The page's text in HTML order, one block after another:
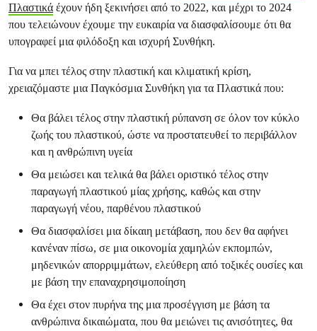
Πλαστικά έχουν ήδη ξεκινήσει από το 2022, και μέχρι το 2024
που τελειώνουν έχουμε την ευκαιρία να διασφαλίσουμε ότι θα
υπογραφεί μια φιλόδοξη και ισχυρή Συνθήκη.
Για να μπει τέλος στην πλαστική και κλιματική κρίση,
χρειαζόμαστε μια Παγκόσμια Συνθήκη για τα Πλαστικά που:
Θα βάλει τέλος στην πλαστική ρύπανση σε όλον τον κύκλο
ζωής του πλαστικού, ώστε να προστατευθεί το περιβάλλον
και η ανθρώπινη υγεία
Θα μειώσει και τελικά θα βάλει οριστικό τέλος στην
παραγωγή πλαστικού μίας χρήσης, καθώς και στην
παραγωγή νέου, παρθένου πλαστικού
Θα διασφαλίσει μια δίκαιη μετάβαση, που δεν θα αφήνει
κανέναν πίσω, σε μια οικονομία χαμηλών εκπομπών,
μηδενικών απορριμμάτων, ελεύθερη από τοξικές ουσίες και
με βάση την επαναχρησιμοποίηση
Θα έχει στον πυρήνα της μια προσέγγιση με βάση τα
ανθρώπινα δικαιώματα, που θα μειώνει τις ανισότητες, θα